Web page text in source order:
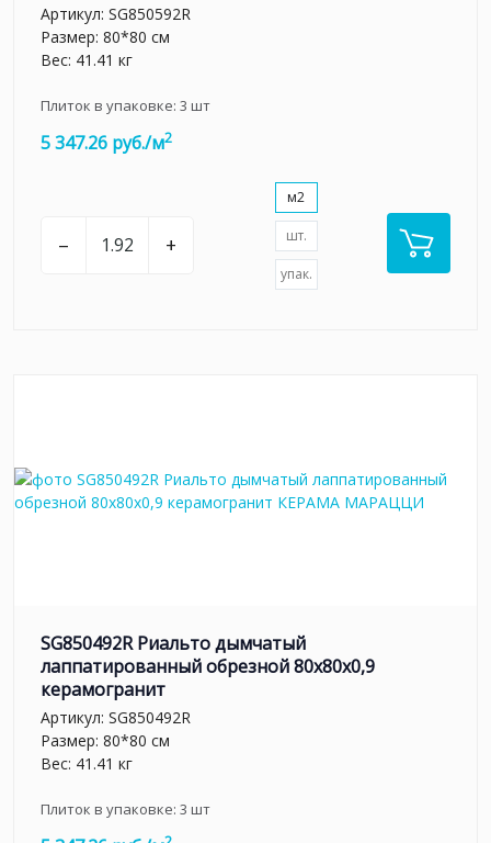
Артикул: SG850592R
Размер: 80*80 см
Вес: 41.41 кг
Плиток в упаковке: 3 шт
5 347.26 руб./м2
– +
м2
шт.
упак.
SG850492R Риальто дымчатый
лаппатированный обрезной 80x80x0,9
керамогранит
Артикул: SG850492R
Размер: 80*80 см
Вес: 41.41 кг
Плиток в упаковке: 3 шт